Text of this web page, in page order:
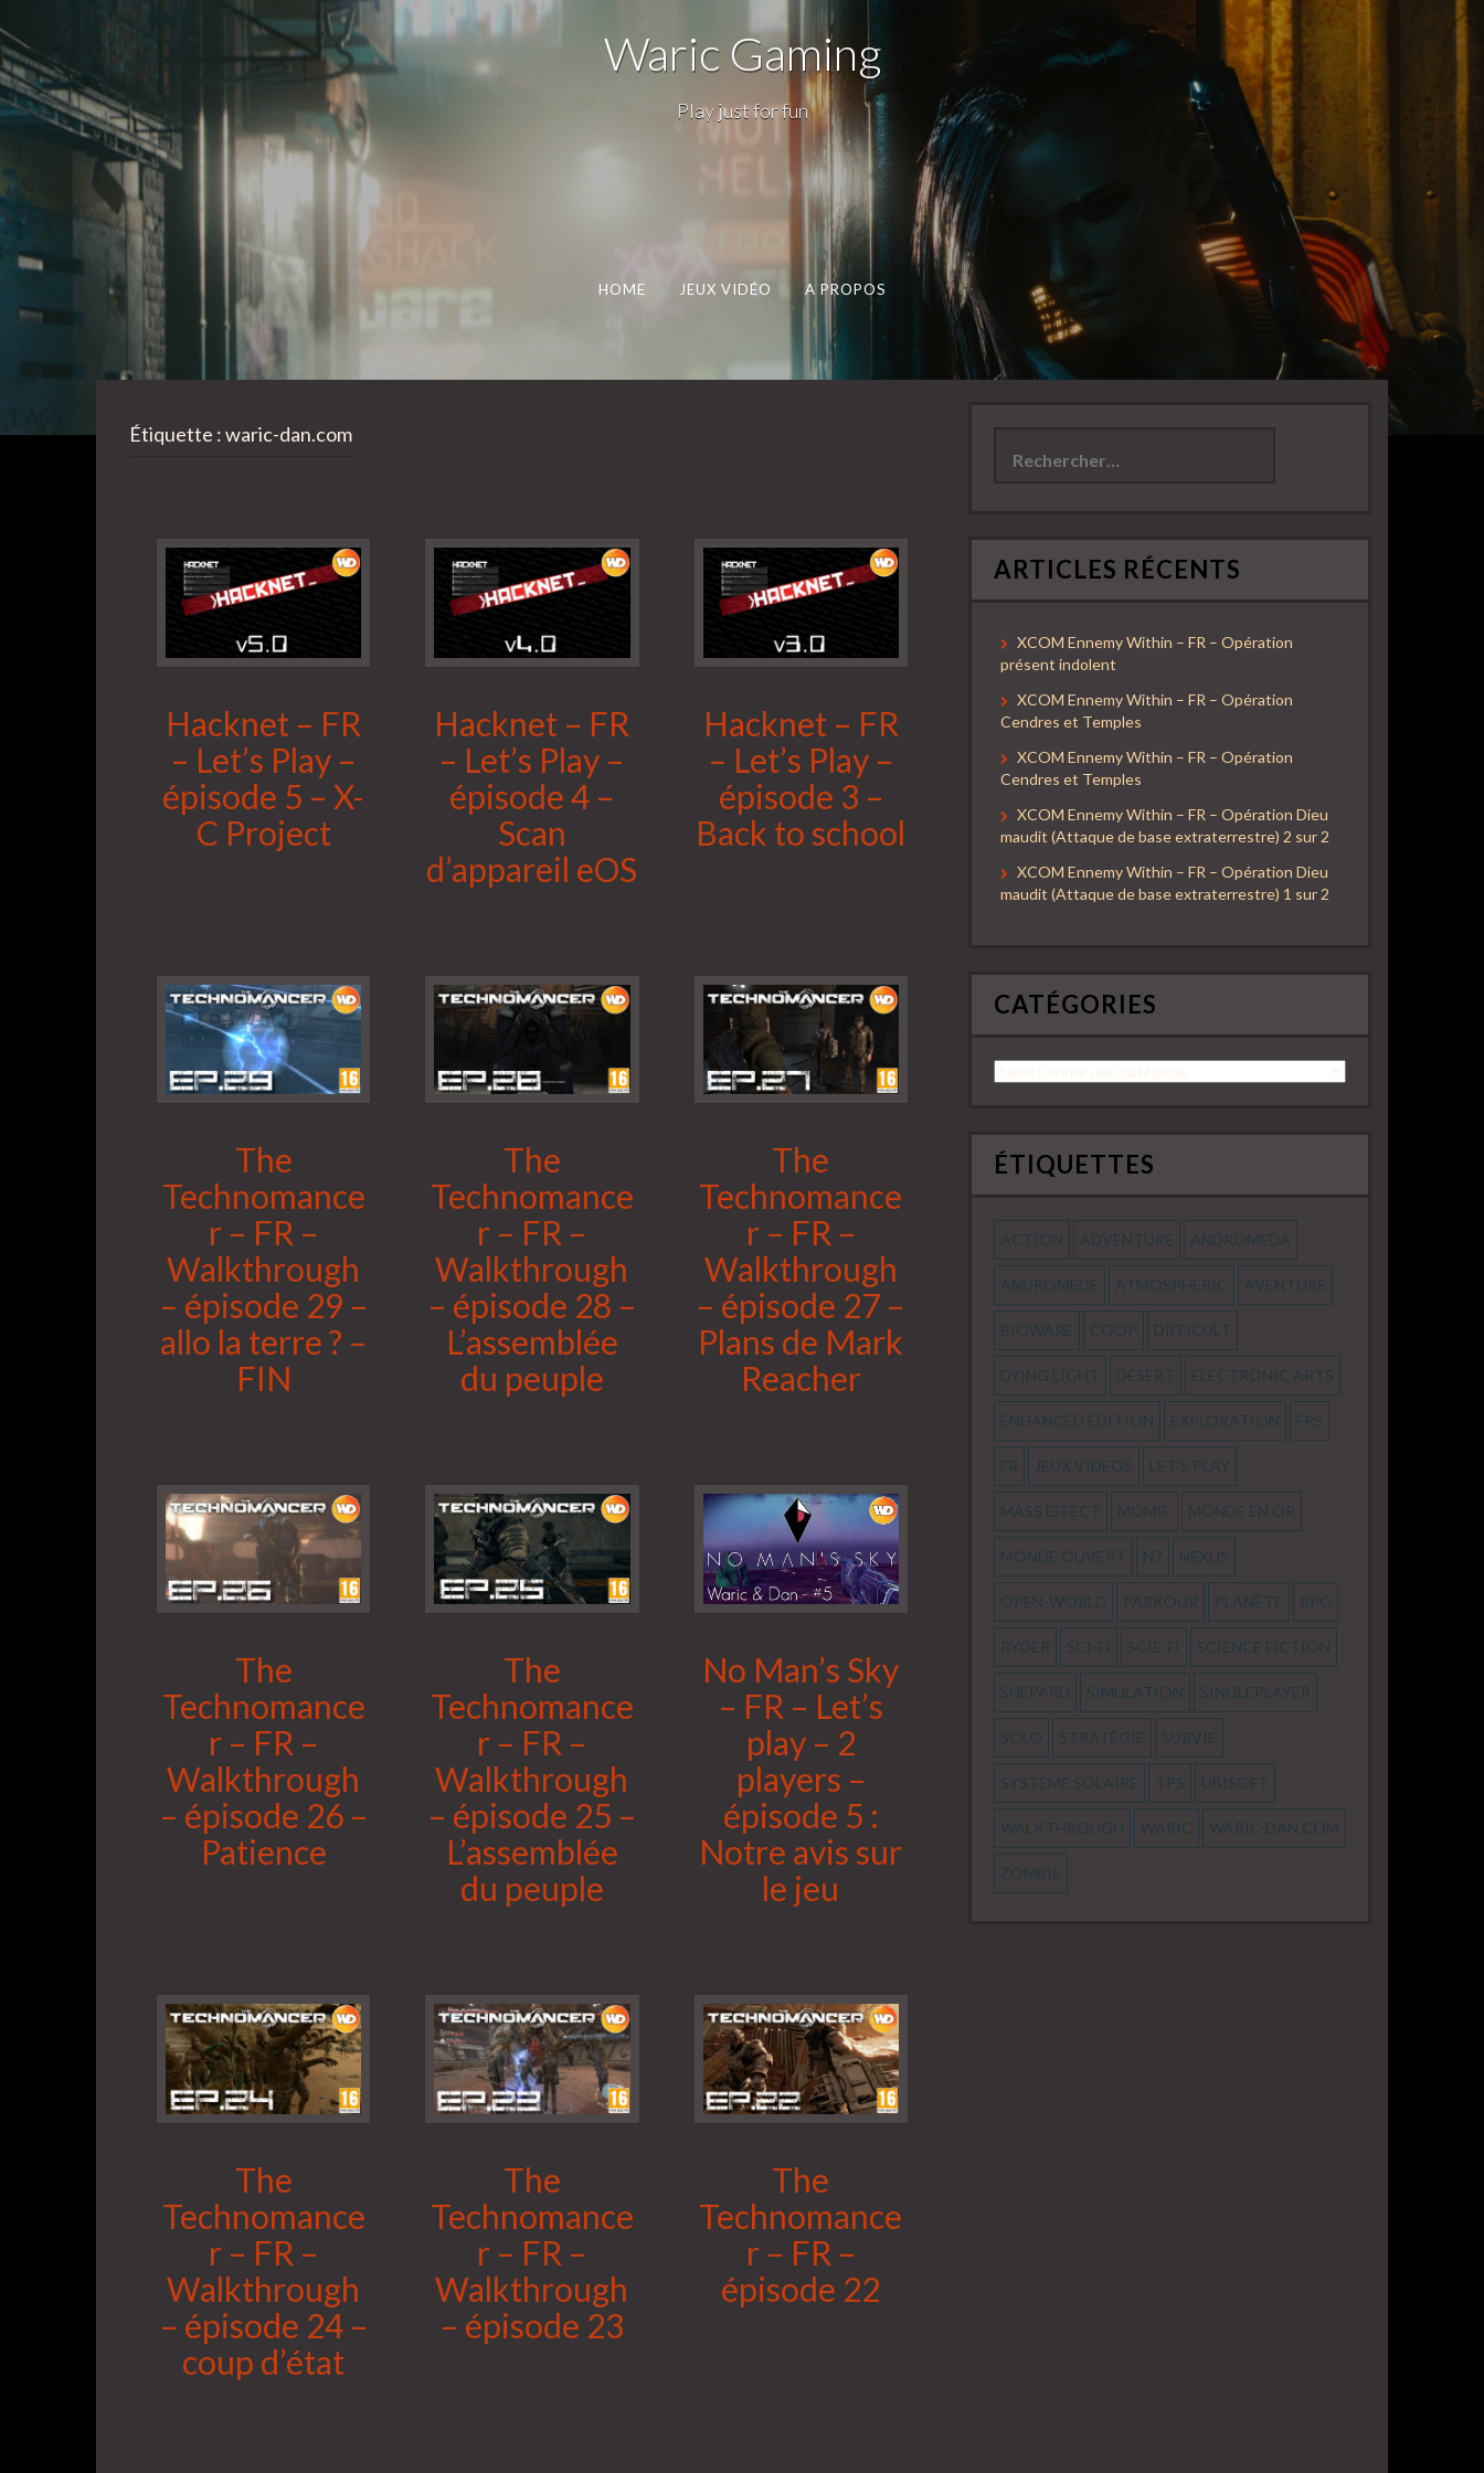
Waric Gaming
Play just for fun
HOME JEUX VIDÉO A PROPOS
Étiquette :waric-dan.com
Hacknet – FR
– Let’s Play –
épisode 5 – X-
C Project
Hacknet – FR
– Let’s Play –
épisode 4 –
Scan
d’appareil eOS
Hacknet – FR
– Let’s Play –
épisode 3 –
Back to school
The
Technomance
r – FR –
Walkthrough
– épisode 29 –
allo la terre ? –
FIN
The
Technomance
r – FR –
Walkthrough
– épisode 28 –
L’assemblée
du peuple
The
Technomance
r – FR –
Walkthrough
– épisode 27 –
Plans de Mark
Reacher
The
Technomance
r – FR –
Walkthrough
– épisode 26 –
Patience
The
Technomance
r – FR –
Walkthrough
– épisode 25 –
L’assemblée
du peuple
No Man’s Sky
– FR – Let’s
play – 2
players –
épisode 5 :
Notre avis sur
le jeu
The
Technomance
r – FR –
Walkthrough
– épisode 24 –
coup d’état
The
Technomance
r – FR –
Walkthrough
– épisode 23
The
Technomance
r – FR –
épisode 22
ARTICLES RÉCENTS
XCOM Ennemy Within – FR – Opération
présent indolent
XCOM Ennemy Within – FR – Opération
Cendres et Temples
XCOM Ennemy Within – FR – Opération
Cendres et Temples
XCOM Ennemy Within – FR – Opération Dieu
maudit (Attaque de base extraterrestre) 2 sur 2
XCOM Ennemy Within – FR – Opération Dieu
maudit (Attaque de base extraterrestre) 1 sur 2
CATÉGORIES
Catégories
ÉTIQUETTES
ACTION ADVENTURE ANDROMEDA
ANDROMEDE ATMOSPHERIC AVENTURE
BIOWARE COOP DIFFICULT
DYING LIGHT DÉSERT ELECTRONIC ARTS
ENHANCED EDITION EXPLORATION FPS
FR JEUX VIDEOS LET'S PLAY
MASS EFFECT MOMIE MONDE EN OR
MONDE OUVERT N7 NEXUS
OPEN-WORLD PARKOUR PLANÈTE RPG
RYDER SCI-FI SCIE-FI SCIENCE FICTION
SHEPARD SIMULATION SINGLEPLAYER
SOLO STRATÉGIE SURVIE
SYSTÈME SOLAIRE TPS UBISOFT
WALKTHROUGH WARIC WARIC-DAN.COM
ZOMBIE